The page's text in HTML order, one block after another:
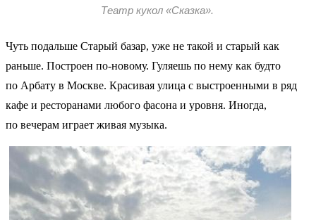
Театр кукол «Сказка».
Чуть подальше Старый базар, уже не такой и старый как
раньше. Построен по-новому. Гуляешь по нему как будто
по Арбату в Москве. Красивая улица с выстроенными в ряд
кафе и ресторанами любого фасона и уровня. Иногда,
по вечерам играет живая музыка.